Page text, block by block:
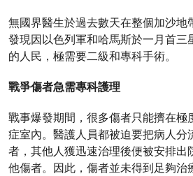
無國界醫生於過去數天在整個加沙地
發現因以色列軍和哈馬斯於一月首三
的人民，極需要二級和專科手術。
戰爭傷者急需專科護理
戰事爆發期間，很多傷者只能擠在極
症室內。醫護人員都被迫要把病人分
者，其他人獲迅速治理後便被安排出
他傷者。因此，傷者並未得到足夠治